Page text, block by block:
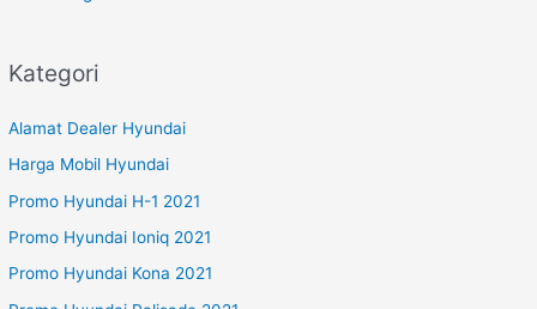
Kategori
Alamat Dealer Hyundai
Harga Mobil Hyundai
Promo Hyundai H-1 2021
Promo Hyundai Ioniq 2021
Promo Hyundai Kona 2021